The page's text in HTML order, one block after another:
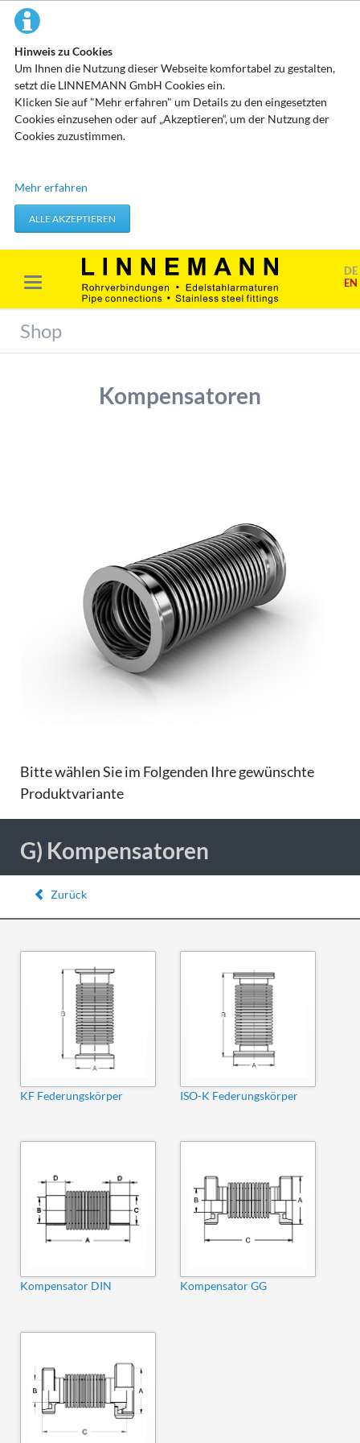
Hinweis zu Cookies
Um Ihnen die Nutzung dieser Webseite komfortabel zu gestalten,
setzt die LINNEMANN GmbH Cookies ein.
Klicken Sie auf "Mehr erfahren" um Details zu den eingesetzten
Cookies einzusehen oder auf „Akzeptieren“, um der Nutzung der
Cookies zuzustimmen.
Technisch erforderliche Cookies
werden verwendet um von Ihnen getätigte Aktionen, wie etwa das
Festlegen Ihrer Datenschutzeinstellungen zu übernehmen.
Erforderliche Cookies akzeptieren
Marketing & Analyse
ausgewertet werden. Das geschieht vor allem mit Cookies und mit
sogenannten Analyseprogrammen. Die Analyse Ihres Surf-
zurückverfolgt werden. Sie können dieser Analyse widersprechen
oder sie durch die Nichtbenutzung bestimmter Tools verhindern.
Mehr erfahren
ALLE AKZEPTIEREN
DE
EN
Shop
Kompensatoren
Bitte wählen Sie im Folgenden Ihre gewünschte
Produktvariante
G) Kompensatoren
Zurück
KF Federungskörper ISO-K Federungskörper
Kompensator DIN Kompensator GG